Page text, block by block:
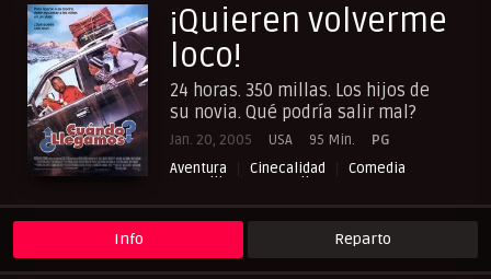
¡Quieren volverme
loco!
24 horas. 350 millas. Los hijos de
su novia. Qué podría salir mal?
Jan. 20, 2005 USA 95 Min.
PG
Aventura
Cinecalidad
Comedia
Familia
NewPelis org
Peliculas Español Latino
Peliculas Subtituladas
Peliculasflix
Pelismart
Pelisplay
Pelispop
RepelisHD.TV
Romance
UltraPelisHD
Verpeliculasultra
Info Reparto